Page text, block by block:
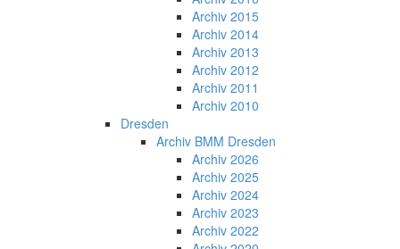
Archiv 2015
Archiv 2014
Archiv 2013
Archiv 2012
Archiv 2011
Archiv 2010
Dresden
Archiv BMM Dresden
Archiv 2026
Archiv 2025
Archiv 2024
Archiv 2023
Archiv 2022